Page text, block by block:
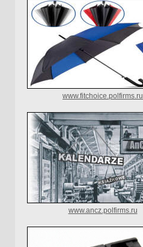
www.fitchoice.polfirms.ru
www.ancz.polfirms.ru